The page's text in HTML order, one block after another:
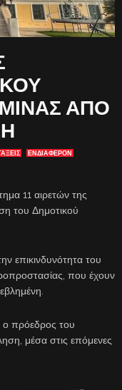
ΑΠΟ
ΕΝΔΙΑΦΈΡΟΝ
11 αιρετών της
του Δημοτικού
επικινδυνότητα του
που έχουν
ο πρόεδρος του
μέσα στις επόμενες